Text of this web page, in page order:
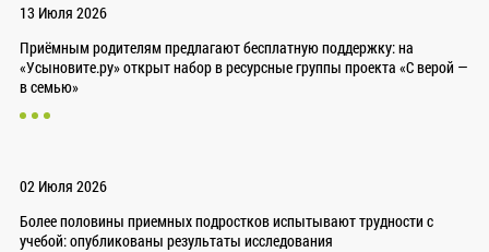
13 Июля 2026
Приёмным родителям предлагают бесплатную поддержку: на
«Усыновите.ру» открыт набор в ресурсные группы проекта «С верой —
в семью»
02 Июля 2026
Более половины приемных подростков испытывают трудности с
учебой: опубликованы результаты исследования